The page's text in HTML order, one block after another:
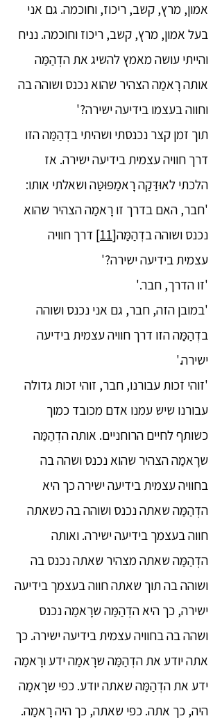
אמון, מרץ, קשב, ריכוז, וחוכמה. גם אני
בעל אמון, מרץ, קשב, ריכוז וחוכמה. נניח
והייתי עושה מאמץ להשיג את הדְהַמַּה
אותה רָאמַה הצהיר שהוא נכנס ושוהה בה
וחווה בעצמו בידיעה ישירה?'
תוך זמן קצר נכנסתי ושהיתי בדְהַמַּה הזו
דרך חוויה עצמית בידיעה ישירה. אז
הלכתי לאוּדַּקַה רָאמַפּוּטַּה ושאלתי אותו:
'חבר, האם בדרך זו רָאמַה הצהיר שהוא
נכנס ושוהה בדְהַמַּה[11]
דרך חוויה
עצמית בידיעה ישירה?'
'זו הדרך, חבר.'
'במובן הזה, חבר, גם אני נכנס ושוהה
בדְהַמַּה הזו דרך חוויה עצמית בידיעה
ישירה.'
'זוהי זכות עבורנו, חבר, זוהי זכות גדולה
עבורנו שיש עמנו אדם מכובד כמוך
כשותף לחיים הרוחניים. אותה הדְהַמַּה
שרָאמַה הצהיר שהוא נכנס ושהה בה
בחוויה עצמית בידיעה ישירה כך היא
הדְהַמַּה שאתה נכנס ושוהה בה כשאתה
חווה בעצמך בידיעה ישירה. ואותה
הדְהַמַּה שאתה מצהיר שאתה נכנס בה
ושוהה בה תוך שאתה חווה בעצמך בידיעה
ישירה, כך היא הדְהַמַּה שרָאמַה נכנס
ושהה בה בחוויה עצמית בידיעה ישירה. כך
אתה יודע את הדְהַמַּה שרָאמַה ידע ורָאמַה
ידע את הדְהַמַּה שאתה יודע. כפי שרָאמַה
היה, כך אתה. כפי שאתה, כך היה רָאמַה.